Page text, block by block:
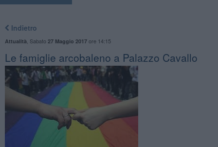
Indietro
Attualità Sabato 27 Maggio 2017ore 14:15
Le famiglie arcobaleno a Palazzo Cavallo